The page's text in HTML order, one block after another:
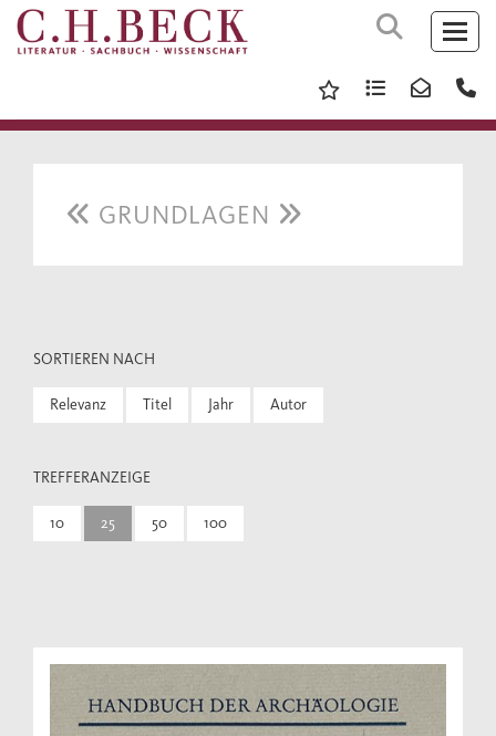
GRUNDLAGEN
SORTIEREN NACH
Relevanz Titel Jahr Autor
TREFFERANZEIGE
10 25 50 100